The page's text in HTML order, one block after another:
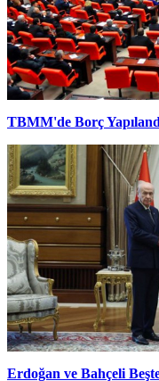
TBMM'de Borç
Erdoğan ve Bahçeli